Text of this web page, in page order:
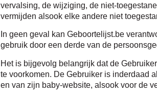
vervalsing, de wijziging, de niet-
vermijden alsook elke andere niet
In geen geval kan Geboortelijst.be
gebruik door een derde van de
Het is bijgevolg belangrijk dat de
te voorkomen. De Gebruiker is inderdaad
en van zijn baby-website, alsook voor de